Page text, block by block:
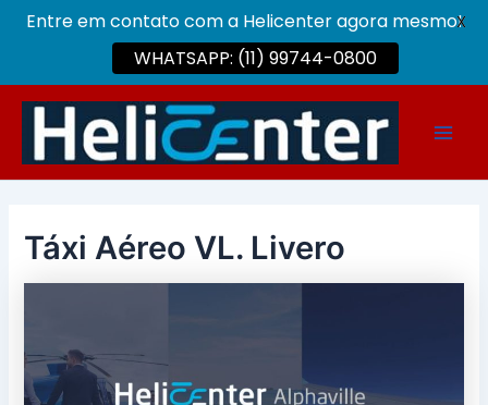
conteúdo
Táxi Aéreo VL. Livero
Entre em contato com a Helicenter agora mesmo!
WHATSAPP: (11) 99744-0800
X